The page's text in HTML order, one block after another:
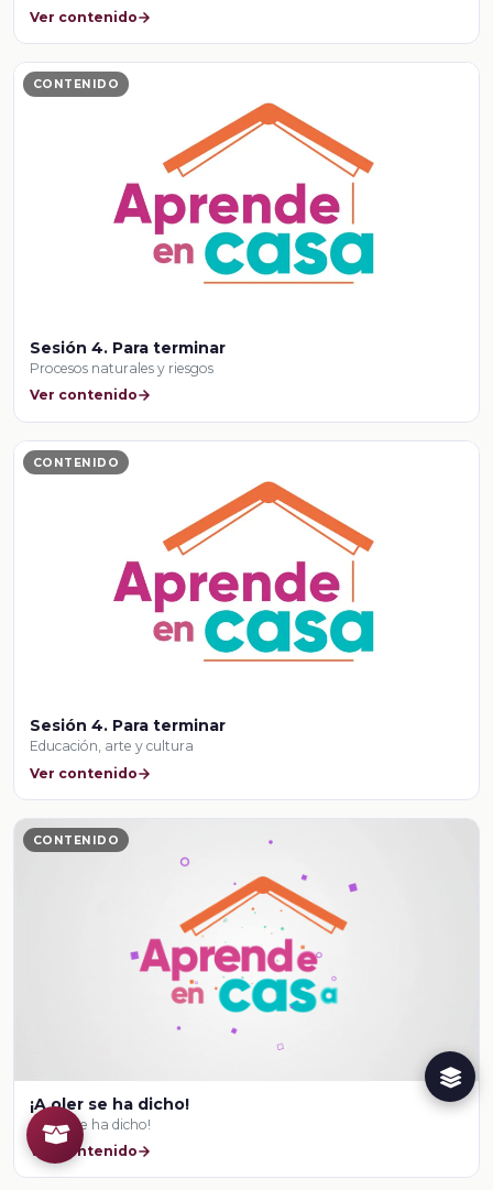
Ver contenido
CONTENIDO
Sesión 4. Para terminar
Procesos naturales y riesgos
Ver contenido
CONTENIDO
Sesión 4. Para terminar
Educación, arte y cultura
Ver contenido
CONTENIDO
¡A oler se ha dicho!
¡A oler se ha dicho!
Ver contenido